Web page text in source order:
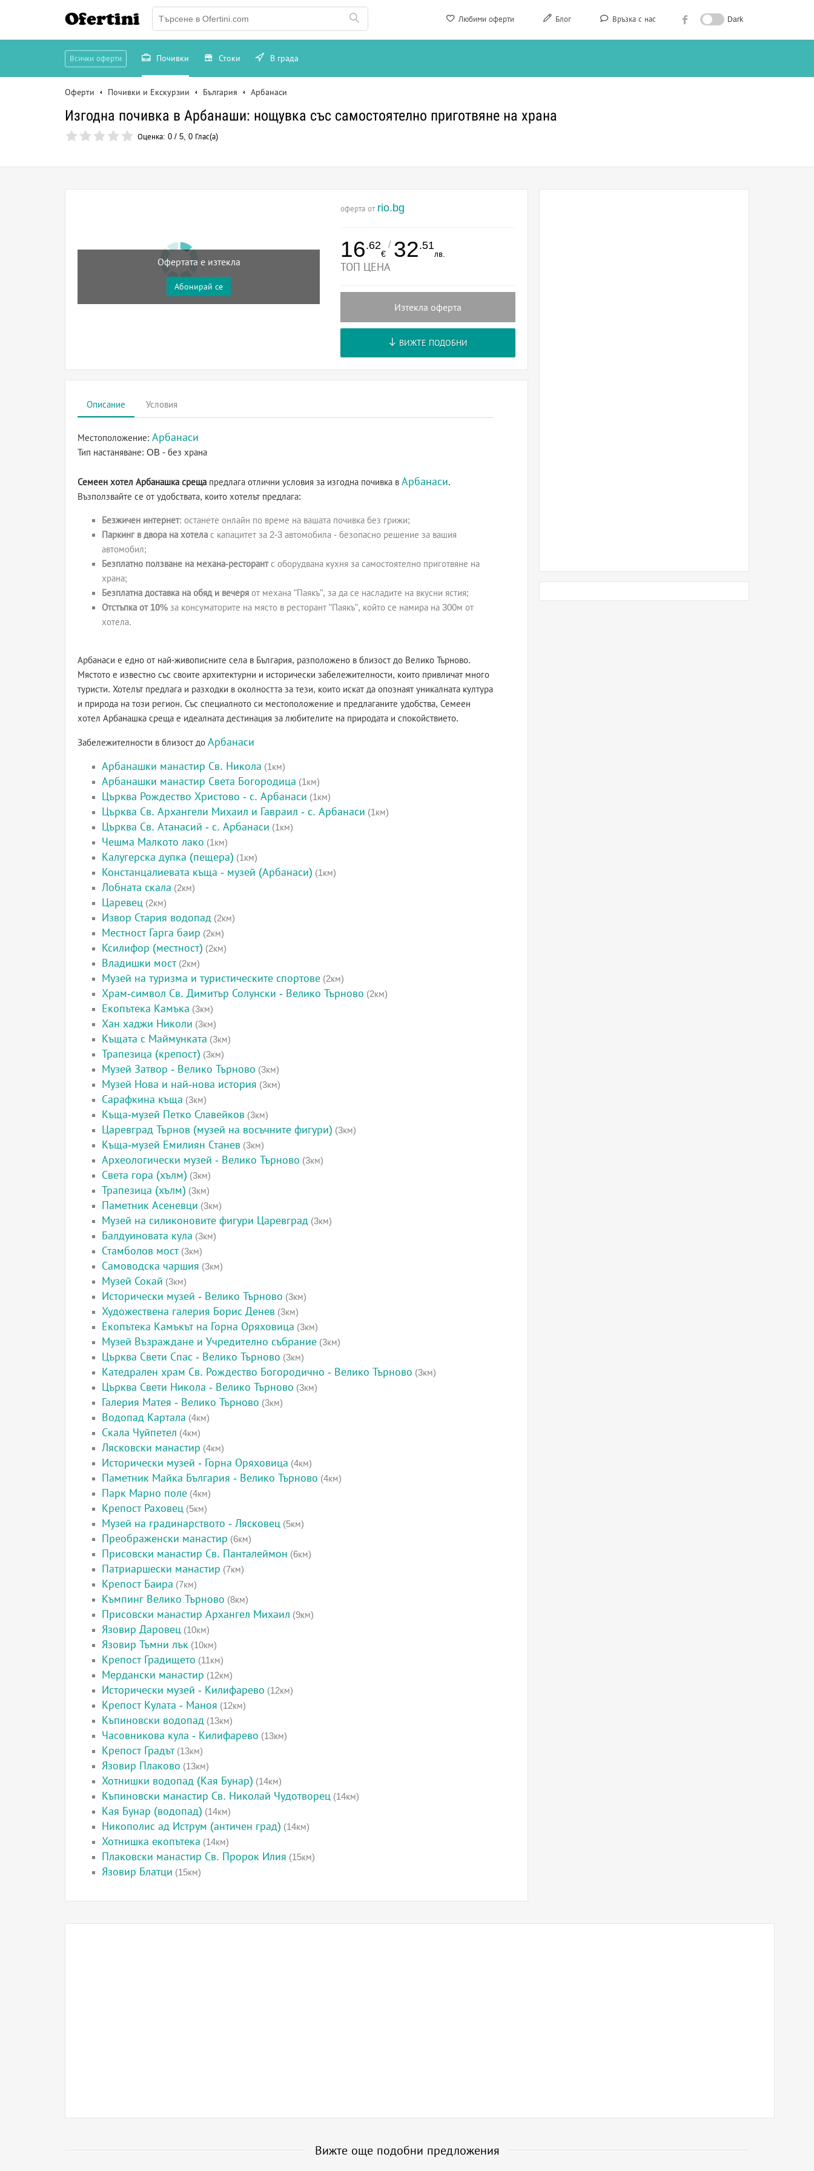
Любими оферти Блог Връзка с нас Dark
Ofertini
Всички оферти Почивки Стоки В града
Оферти Почивки и Екскурзии България Арбанаси
Изгодна почивка в Арбанаши: нощувка със самостоятелно приготвяне на храна
Оценка: 0 / 5, 0 Глас(а)
Офертата е изтекла
Абонирай се
оферта от rio.bg
16.62
€
/ 32.51
лв.
ТОП ЦЕНА
Изтекла оферта
ВИЖТЕ ПОДОБНИ
Описание Условия
Местоположение: Арбанаси
Тип настаняване: OB - без храна
Семеен хотел Арбанашка среща предлага отлични условия за изгодна почивка в Арбанаси.
Възползвайте се от удобствата, които хотелът предлага:
Безжичен интернет: останете онлайн по време на вашата почивка без грижи;
Паркинг в двора на хотела с капацитет за 2-3 автомобила - безопасно решение за вашия
автомобил;
Безплатно ползване на механа-ресторантс оборудвана кухня за самостоятелно приготвяне на
храна;
Безплатна доставка на обяд и вечеря от механа "Паякъ", за да се насладите на вкусни ястия;
Отстъпка от 10% за консуматорите на място в ресторант "Паякъ", който се намира на 300м от
хотела.
Арбанаси е едно от най-живописните села в България, разположено в близост до Велико Търново.
Мястото е известно със своите архитектурни и исторически забележителности, които привличат много
туристи. Хотелът предлага и разходки в околността за тези, които искат да опознаят уникалната култура
и природа на този регион. Със специалното си местоположение и предлаганите удобства, Семеен
хотел Арбанашка среща е идеалната дестинация за любителите на природата и спокойствието.
Забележителности в близост до Арбанаси
Арбанашки манастир Св. Никола (1км)
Арбанашки манастир Света Богородица (1км)
Църква Рождество Христово - с. Арбанаси (1км)
Църква Св. Архангели Михаил и Гавраил - с. Арбанаси (1км)
Църква Св. Атанасий - с. Арбанаси (1км)
Чешма Малкото лако (1км)
Калугерска дупка (пещера) (1км)
Констанцалиевата къща - музей (Арбанаси) (1км)
Лобната скала (2км)
Царевец (2км)
Извор Стария водопад (2км)
Местност Гарга баир (2км)
Ксилифор (местност) (2км)
Владишки мост(2км)
Музей на туризма и туристическите спортове (2км)
Храм-символ Св. Димитър Солунски - Велико Търново (2км)
Екопътека Камъка (3км)
Хан хаджи Николи (3км)
Къщата с Маймунката (3км)
Трапезица (крепост) (3км)
Музей Затвор - Велико Търново (3км)
Музей Нова и най-нова история (3км)
Сарафкина къща (3км)
Къща-музей Петко Славейков (3км)
Царевград Търнов (музей на восъчните фигури) (3км)
Къща-музей Емилиян Станев (3км)
Археологически музей - Велико Търново (3км)
Света гора (хълм) (3км)
Трапезица (хълм) (3км)
Паметник Асеневци (3км)
Музей на силиконовите фигури Царевград (3км)
Балдуиновата кула (3км)
Стамболов мост(3км)
Самоводска чаршия (3км)
Музей Сокай (3км)
Исторически музей - Велико Търново (3км)
Художествена галерия Борис Денев (3км)
Екопътека Камъкът на Горна Оряховица (3км)
Музей Възраждане и Учредително събрание (3км)
Църква Свети Спас - Велико Търново (3км)
Катедрален храм Св. Рождество Богородично - Велико Търново (3км)
Църква Свети Никола - Велико Търново (3км)
Галерия Матея - Велико Търново (3км)
Водопад Картала (4км)
Скала Чуйпетел (4км)
Лясковски манастир (4км)
Исторически музей - Горна Оряховица (4км)
Паметник Майка България - Велико Търново (4км)
Парк Марно поле (4км)
Крепост Раховец (5км)
Музей на градинарството - Лясковец (5км)
Преображенски манастир (6км)
Присовски манастир Св. Панталеймон (6км)
Патриаршески манастир (7км)
Крепост Баира (7км)
Къмпинг Велико Търново (8км)
Присовски манастир Архангел Михаил (9км)
Язовир Даровец (10км)
Язовир Тъмни лък (10км)
Крепост Градището (11км)
Мердански манастир (12км)
Исторически музей - Килифарево (12км)
Крепост Кулата - Маноя (12км)
Къпиновски водопад (13км)
Часовникова кула - Килифарево (13км)
Крепост Градът(13км)
Язовир Плаково (13км)
Хотнишки водопад (Кая Бунар) (14км)
Къпиновски манастир Св. Николай Чудотворец (14км)
Кая Бунар (водопад) (14км)
Никополис ад Иструм (античен град) (14км)
Хотнишка екопътека (14км)
Плаковски манастир Св. Пророк Илия (15км)
Язовир Блатци (15км)
Вижте още подобни предложения